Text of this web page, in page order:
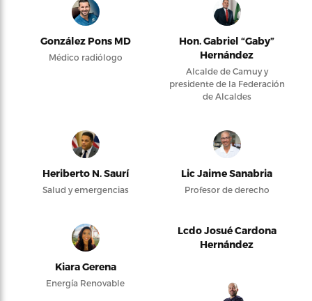
González Pons MD
Médico radiólogo
Hon. Gabriel “Gaby”
Hernández
Alcalde de Camuy y
presidente de la Federación
de Alcaldes
Heriberto N. Saurí
Salud y emergencias
Lic Jaime Sanabria
Profesor de derecho
Kiara Gerena
Energía Renovable
Lcdo Josué Cardona
Hernández